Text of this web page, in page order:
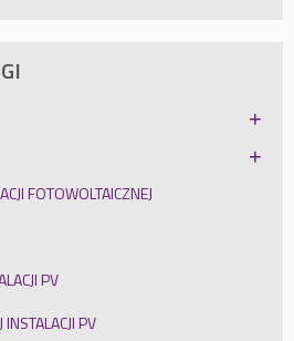
FOTOWOLTAICZNEJ
PV
PV